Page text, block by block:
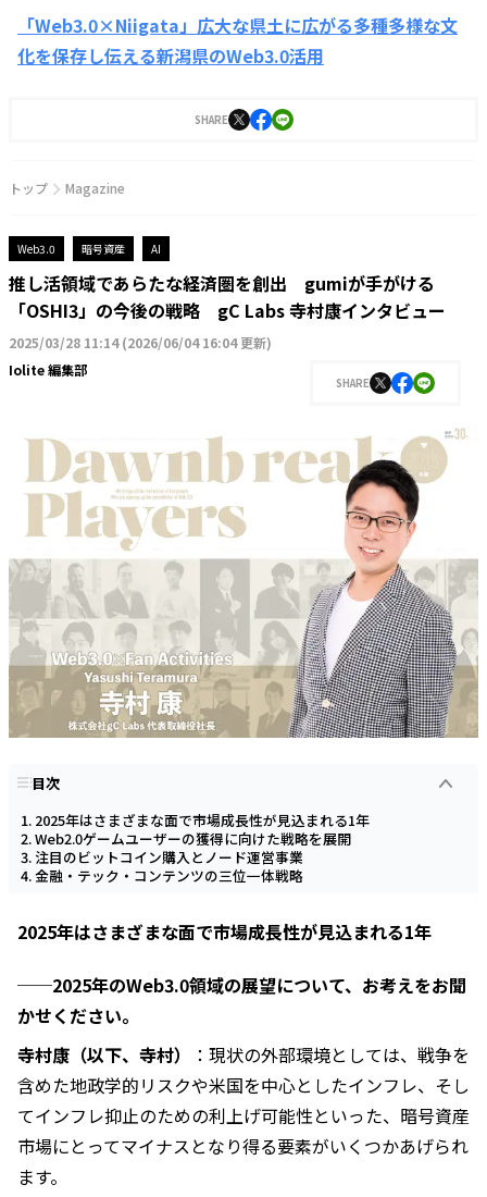
「Web3.0×Niigata」広大な県土に広がる多種多様な文
化を保存し伝える新潟県のWeb3.0活用
SHARE
トップ Magazine
Web3.0 暗号資産 AI
推し活領域であらたな経済圏を創出 gumiが手がける
「OSHI3」の今後の戦略 gC Labs 寺村康インタビュー
2025/03/28 11:14(2026/06/04 16:04 更新)
Iolite 編集部
SHARE
目次
2025年はさまざまな面で市場成長性が見込まれる1年
Web2.0ゲームユーザーの獲得に向けた戦略を展開
注目のビットコイン購入とノード運営事業
金融・テック・コンテンツの三位一体戦略
2025年はさまざまな面で市場成長性が見込まれる1年
──2025年のWeb3.0領域の展望について、お考えをお聞
かせください。
寺村康（以下、寺村）
：現状の外部環境としては、戦争を
含めた地政学的リスクや米国を中心としたインフレ、そし
てインフレ抑止のための利上げ可能性といった、暗号資産
市場にとってマイナスとなり得る要素がいくつかあげられ
ます。